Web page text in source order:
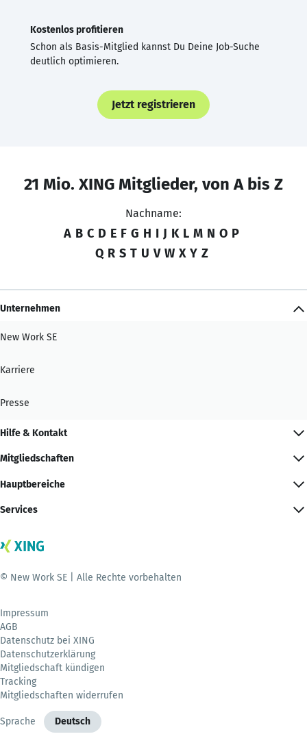
Kostenlos profitieren
Schon als Basis-Mitglied kannst Du Deine Job-Suche
deutlich optimieren.
Jetzt registrieren
21 Mio. XING Mitglieder, von A bis Z
Nachname:
A B C D E F G H I J K L M N O P
Q R S T U V W X Y Z
Unternehmen
New Work SE
Karriere
Presse
Hilfe & Kontakt
Mitgliedschaften
Hauptbereiche
Services
© New Work SE | Alle Rechte vorbehalten
Impressum
AGB
Datenschutz bei XING
Datenschutzerklärung
Mitgliedschaft kündigen
Tracking
Mitgliedschaften widerrufen
Sprache Deutsch